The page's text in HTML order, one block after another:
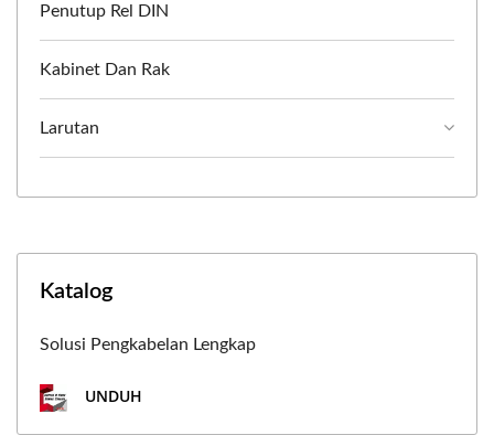
Penutup Rel DIN
Kabinet Dan Rak
Larutan
Katalog
Solusi Pengkabelan Lengkap
UNDUH